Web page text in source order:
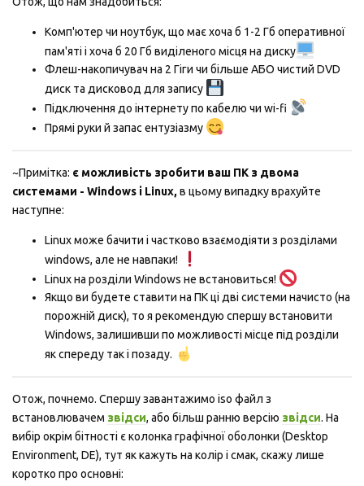
Комп'ютер чи ноутбук, що має хоча б 1-2 Гб оперативної
пам'яті і хоча б 20 Гб виділеного місця на диску
Флеш-накопичувач на 2 Гіги чи більше АБО чистий DVD
диск та дисковод для запису
Підключення до інтернету по кабелю чи wi-fi
Прямі руки й запас ентузіазму
~Примітка: є можливість зробити ваш ПК з двома
системами - Windows і Linux,в цьому випадку врахуйте
наступне:
Linux може бачити і частково взаємодіяти з розділами
windows, але не навпаки!
Linux на розділи Windows не встановиться!
Якщо ви будете ставити на ПК ці дві системи начисто (на
порожній диск), то я рекомендую спершу встановити
Windows, залишивши по можливості місце під розділи
як спереду так і позаду.
Отож, почнемо. Спершу завантажимо iso файл з
встановлювачем звідси, або більш ранню версію звідси. На
вибір окрім бітності є колонка графічної оболонки (Desktop
Environment, DE), тут як кажуть на колір і смак, скажу лише
коротко про основні: